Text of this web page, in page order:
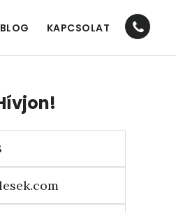
BLOG KAPCSOLAT
Nav